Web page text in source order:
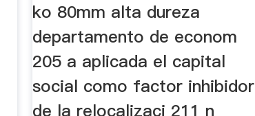
ko 80mm alta dureza
departamento de econom
205 a aplicada el capital
social como factor inhibidor
de la relocalizaci 211 n